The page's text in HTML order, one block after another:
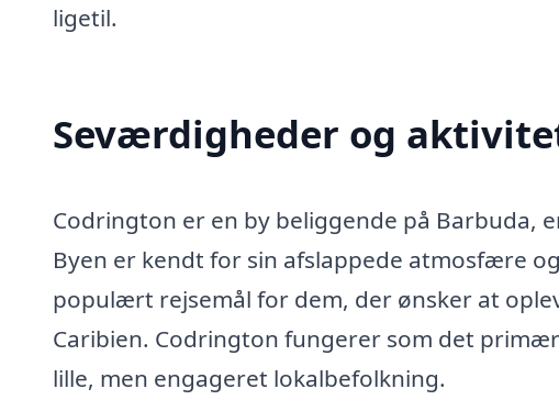
ligetil.
Seværdigheder og
Codrington er en by beliggende på Barbuda,
Byen er kendt for sin afslappede atmosfære
populært rejsemål for dem, der ønsker at
Caribien. Codrington fungerer som det
lille, men engageret lokalbefolkning.